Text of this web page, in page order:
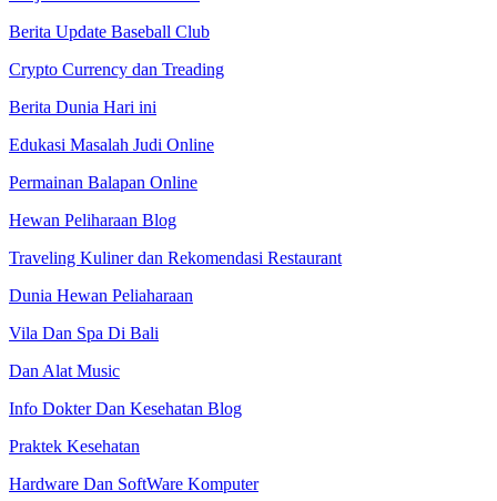
Berita Update Baseball Club
Crypto Currency dan Treading
Berita Dunia Hari ini
Edukasi Masalah Judi Online
Permainan Balapan Online
Hewan Peliharaan Blog
Traveling Kuliner dan Rekomendasi Restaurant
Dunia Hewan Peliaharaan
Vila Dan Spa Di Bali
Dan Alat Music
Info Dokter Dan Kesehatan Blog
Praktek Kesehatan
Hardware Dan SoftWare Komputer